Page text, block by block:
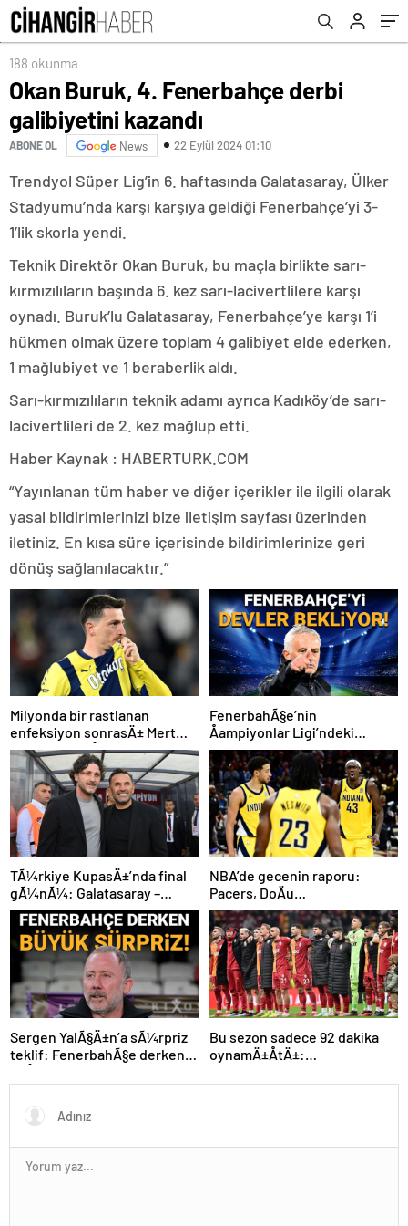
188 okunma
Okan Buruk, 4. Fenerbahçe derbi
galibiyetini kazandı
ABONE OL News 22 Eylül 2024 01:10
Trendyol Süper Lig’in 6. haftasında Galatasaray, Ülker
Stadyumu’nda karşı karşıya geldiği Fenerbahçe’yi 3-
1’lik skorla yendi.
Teknik Direktör Okan Buruk, bu maçla birlikte sarı-
kırmızılıların başında 6. kez sarı-lacivertlilere karşı
oynadı. Buruk’lu Galatasaray, Fenerbahçe’ye karşı 1’i
hükmen olmak üzere toplam 4 galibiyet elde ederken,
1 mağlubiyet ve 1 beraberlik aldı.
Sarı-kırmızılıların teknik adamı ayrıca Kadıköy’de sarı-
lacivertlileri de 2. kez mağlup etti.
Haber Kaynak : HABERTURK.COM
“Yayınlanan tüm haber ve diğer içerikler ile ilgili olarak
yasal bildirimlerinizi bize iletişim sayfası üzerinden
iletiniz. En kısa süre içerisinde bildirimlerinize geri
dönüş sağlanılacaktır.”
Milyonda bir rastlanan
enfeksiyon sonrasÄ± Mert
Hakan YandaÅ’Ä±n son
durumu belli oldu!
FenerbahÃ§e’nin
Åampiyonlar Ligi’ndeki
muhtemel rakipleri
netleÅiyor: Devler bekliyor
TÃ¼rkiye KupasÄ±’nda final
gÃ¼nÃ¼: Galatasaray –
Trabzonspor maÃ§Ä±
11’lerinde sÃ¼rpriz
NBA’de gecenin raporu:
Pacers, DoÄu
KonferansÄ±’nda finale
Ã§Ä±ktÄ±
Sergen YalÃ§Ä±n’a sÃ¼rpriz
teklif: FenerbahÃ§e derken
Bu sezon sadece 92 dakika
oynamÄ±ÅtÄ±:
Bundesliga’ya transfer